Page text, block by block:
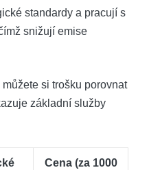
standardy a pracují s
snižují emise
si trošku porovnat
základní služby
Cena (za 1000